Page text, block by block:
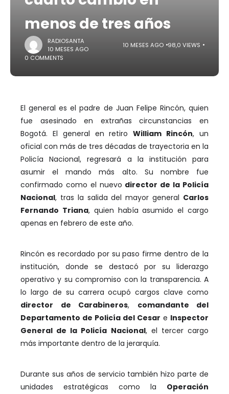
menos de tres años
RADIOSANTA
10 MESES AGO
10 MESES AGO 98,0 VIEWS
0 COMMENTS
El general es el padre de Juan Felipe Rincón, quien
fue asesinado en extrañas circunstancias en
Bogotá. El general en retiroWilliam Rincón, un
oficial con más de tres décadas de trayectoria en la
Policía Nacional, regresará a la institución para
asumir el mando más alto. Su nombre fue
confirmado como el nuevo director de la Policía
Nacional, tras la salida del mayor general Carlos
Fernando Triana, quien había asumido el cargo
apenas en febrero de este año.
Rincón es recordado por su paso firme dentro de la
institución, donde se destacó por su liderazgo
operativo y su compromiso con la transparencia. A
lo largo de su carrera ocupó cargos clave como
director de Carabineros, comandante del
Departamento de Policía del Cesar e Inspector
General de la Policía Nacional, el tercer cargo
más importante dentro de la jerarquía.
Durante sus años de servicio también hizo parte de
unidades estratégicas como la Operación